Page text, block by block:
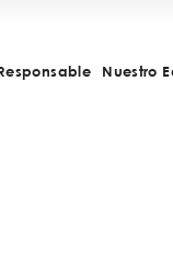
Nuestro